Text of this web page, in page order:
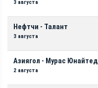
3 августа
Нефтчи - Талант
3 августа
Азиягол - Мурас Юнайтед
2 августа